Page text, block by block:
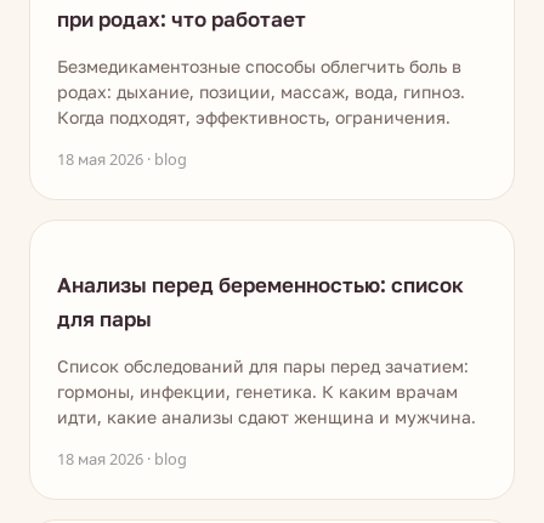
при родах: что работает
Безмедикаментозные способы облегчить боль в
родах: дыхание, позиции, массаж, вода, гипноз.
Когда подходят, эффективность, ограничения.
18 мая 2026 · blog
Анализы перед беременностью: список
для пары
Список обследований для пары перед зачатием:
гормоны, инфекции, генетика. К каким врачам
идти, какие анализы сдают женщина и мужчина.
18 мая 2026 · blog